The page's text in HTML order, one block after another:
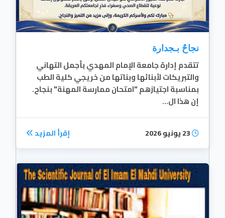
نجاحٌ بـجدارة
​تتقدم إدارة جامعة الإمام المهدي بأجمل التهاني
والتبريكات لأبنائها وبناتها من خريجي كلية الطب
بمناسبة اجتيازهم "امتحان ممارسة المهنة" بنجاح.​
إن هذا ال...
إقرأ المزيد